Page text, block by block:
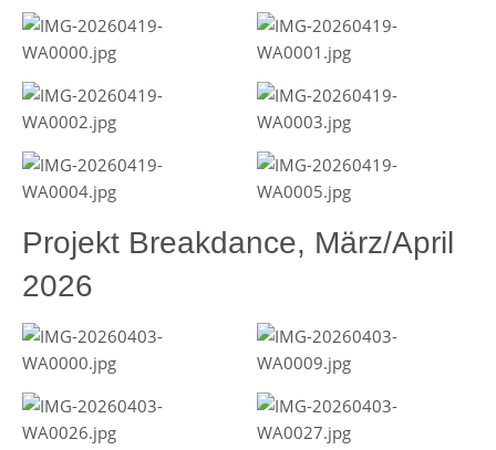
Projekt Breakdance, März/April
2026